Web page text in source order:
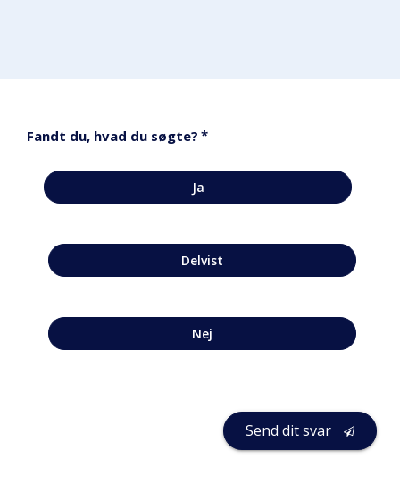
Fandt du, hvad du søgte? *
Ja
Delvist
Nej
Send dit svar